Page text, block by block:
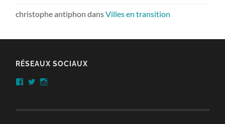
christophe antiphon dansVilles en transition
RÉSEAUX SOCIAUX
Facebook
Twitter